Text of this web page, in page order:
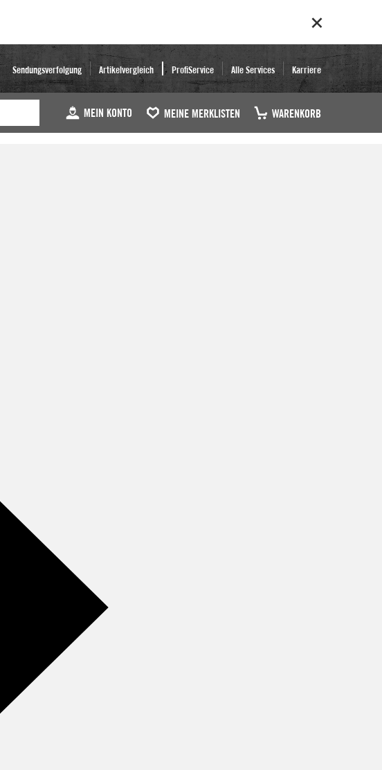
Sendungsverfolgung Artikelvergleich ProfiService Alle Services Karriere
MEIN KONTO MEINE MERKLISTEN WARENKORB